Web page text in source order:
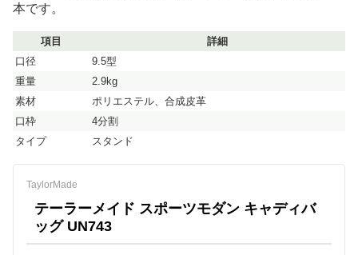
本です。
項目
詳細
口径
9.5型
重量
2.9kg
素材
ポリエステル、合成皮革
口枠
4分割
タイプ
スタンド
TaylorMade
テーラーメイド スポーツモダン キャディバ
ッグ UN743